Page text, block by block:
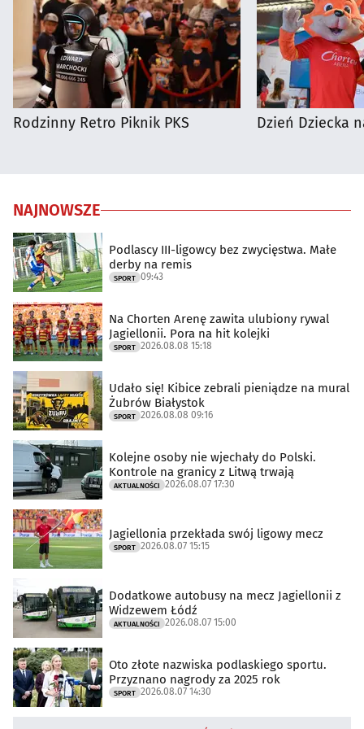
Rodzinny Retro Piknik PKS Dzień Dziecka
NAJNOWSZE
Podlascy III-ligowcy bez zwycięstwa. Małe
derby na remis
SPORT 09:43
Na Chorten Arenę zawita ulubiony rywal
Jagiellonii. Pora na hit kolejki
SPORT 2026.08.08 15:18
Udało się! Kibice zebrali pieniądze na mural
Żubrów Białystok
SPORT 2026.08.08 09:16
Kolejne osoby nie wjechały do Polski.
Kontrole na granicy z Litwą trwają
AKTUALNOŚCI 2026.08.07 17:30
Jagiellonia przekłada swój ligowy mecz
SPORT 2026.08.07 15:15
Dodatkowe autobusy na mecz Jagiellonii z
Widzewem Łódź
AKTUALNOŚCI 2026.08.07 15:00
Oto złote nazwiska podlaskiego sportu.
Przyznano nagrody za 2025 rok
SPORT 2026.08.07 14:30